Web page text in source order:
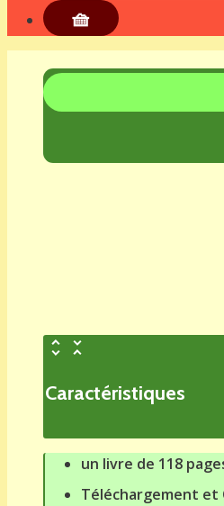
🧺
Caractéristiques
un livre de 118
Téléchargement et